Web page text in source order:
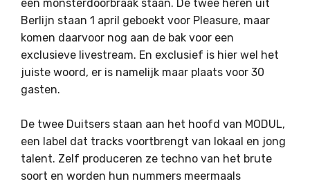
een monsterdoorbraak staan. De twee heren uit
Berlijn staan 1 april geboekt voor Pleasure, maar
komen daarvoor nog aan de bak voor een
exclusieve livestream. En exclusief is hier wel het
juiste woord, er is namelijk maar plaats voor 30
gasten.
De twee Duitsers staan aan het hoofd van MODUL,
een label dat tracks voortbrengt van lokaal en jong
talent. Zelf produceren ze techno van het brute
soort en worden hun nummers meermaals